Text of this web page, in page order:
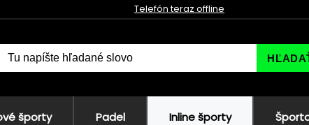
Telefón teraz offline
športy Padel Inline športy